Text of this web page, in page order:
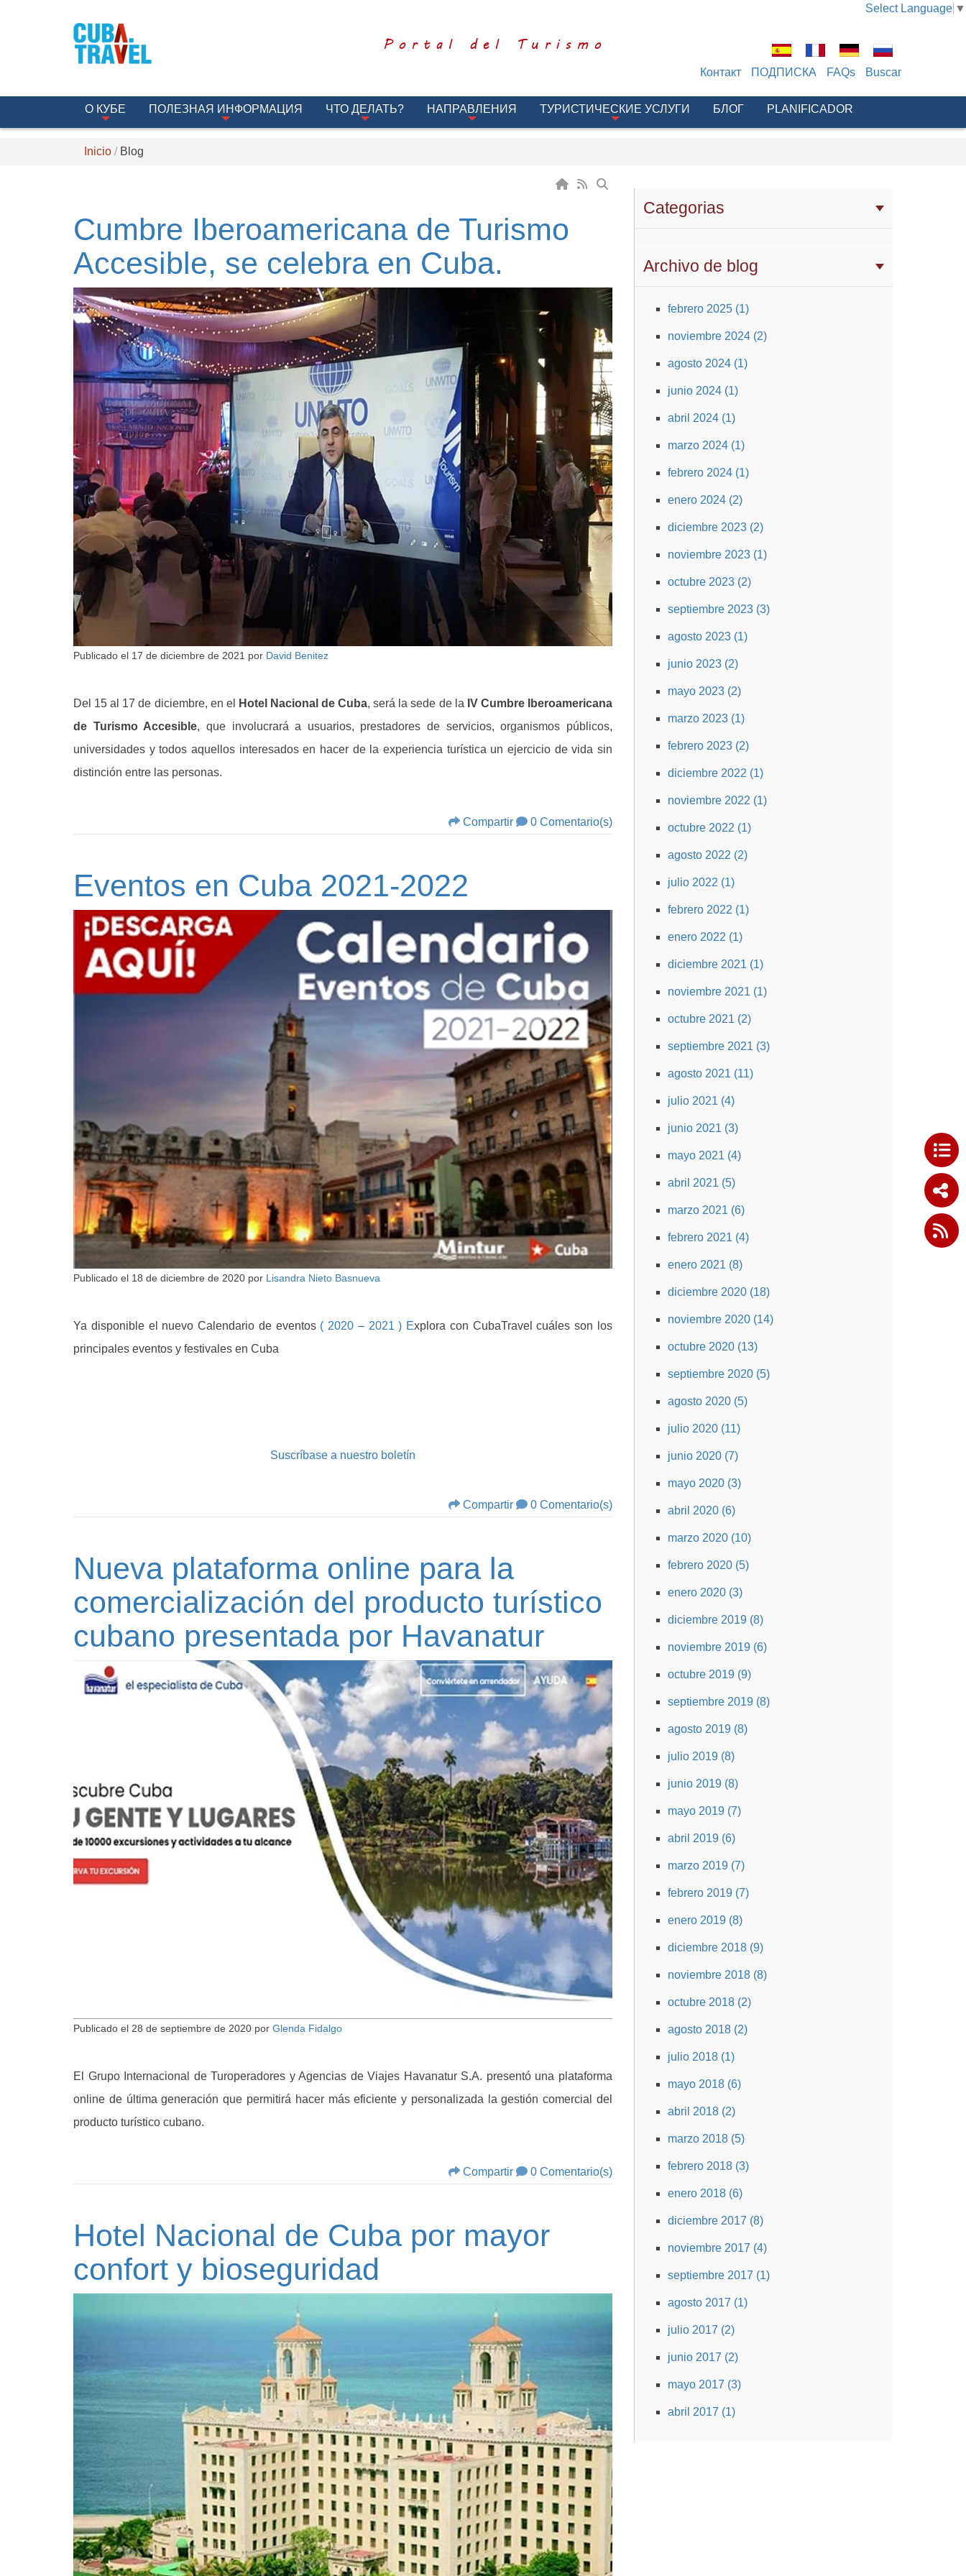
Select Language ▼
Portal del Turismo
Контакт ПОДПИСКА FAQs Buscar
О КУБЕ ПОЛЕЗНАЯ ИНФОРМАЦИЯ ЧТО ДЕЛАТЬ? НАПРАВЛЕНИЯ ТУРИСТИЧЕСКИЕ УСЛУГИ БЛОГ PLANIFICADOR
Inicio Blog
Categorias
Archivo de blog
febrero 2025 (1)
noviembre 2024 (2)
agosto 2024 (1)
junio 2024 (1)
abril 2024 (1)
marzo 2024 (1)
febrero 2024 (1)
enero 2024 (2)
diciembre 2023 (2)
noviembre 2023 (1)
octubre 2023 (2)
septiembre 2023 (3)
agosto 2023 (1)
junio 2023 (2)
mayo 2023 (2)
marzo 2023 (1)
febrero 2023 (2)
diciembre 2022 (1)
noviembre 2022 (1)
octubre 2022 (1)
agosto 2022 (2)
julio 2022 (1)
febrero 2022 (1)
enero 2022 (1)
diciembre 2021 (1)
noviembre 2021 (1)
octubre 2021 (2)
septiembre 2021 (3)
agosto 2021 (11)
julio 2021 (4)
junio 2021 (3)
mayo 2021 (4)
abril 2021 (5)
marzo 2021 (6)
febrero 2021 (4)
enero 2021 (8)
diciembre 2020 (18)
noviembre 2020 (14)
octubre 2020 (13)
septiembre 2020 (5)
agosto 2020 (5)
julio 2020 (11)
junio 2020 (7)
mayo 2020 (3)
abril 2020 (6)
marzo 2020 (10)
febrero 2020 (5)
enero 2020 (3)
diciembre 2019 (8)
noviembre 2019 (6)
octubre 2019 (9)
septiembre 2019 (8)
agosto 2019 (8)
julio 2019 (8)
junio 2019 (8)
mayo 2019 (7)
abril 2019 (6)
marzo 2019 (7)
febrero 2019 (7)
enero 2019 (8)
diciembre 2018 (9)
noviembre 2018 (8)
octubre 2018 (2)
agosto 2018 (2)
julio 2018 (1)
mayo 2018 (6)
abril 2018 (2)
marzo 2018 (5)
febrero 2018 (3)
enero 2018 (6)
diciembre 2017 (8)
noviembre 2017 (4)
septiembre 2017 (1)
agosto 2017 (1)
julio 2017 (2)
junio 2017 (2)
mayo 2017 (3)
abril 2017 (1)
Cumbre Iberoamericana de Turismo
Accesible, se celebra en Cuba.
Publicado el 17 de diciembre de 2021 por David Benitez
Del 15 al 17 de diciembre, en el Hotel Nacional de Cuba, será la sede de la IV Cumbre Iberoamericana
de Turismo Accesible, que involucrará a usuarios, prestadores de servicios, organismos públicos,
universidades y todos aquellos interesados en hacer de la experiencia turística un ejercicio de vida sin
distinción entre las personas.
Compartir 0 Comentario(s)
Eventos en Cuba 2021-2022
Publicado el 18 de diciembre de 2020 por Lisandra Nieto Basnueva
Ya disponible el nuevo Calendario de eventos ( 2020 – 2021 ) Explora con CubaTravel cuáles son los
principales eventos y festivales en Cuba
Suscríbase a nuestro boletín
Compartir 0 Comentario(s)
Nueva plataforma online para la
comercialización del producto turístico
cubano presentada por Havanatur
Publicado el 28 de septiembre de 2020 por Glenda Fidalgo
El Grupo Internacional de Turoperadores y Agencias de Viajes Havanatur S.A. presentó una plataforma
online de última generación que permitirá hacer más eficiente y personalizada la gestión comercial del
producto turístico cubano.
Compartir 0 Comentario(s)
Hotel Nacional de Cuba por mayor
confort y bioseguridad